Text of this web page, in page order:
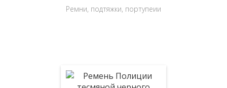
Ремни, подтяжки, портупеии